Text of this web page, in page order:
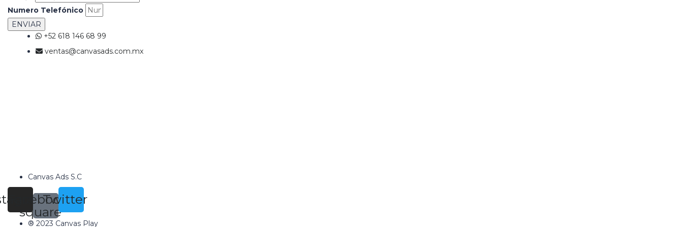
Numero Telefónico
ENVIAR
+52 618 146 68 99
ventas@canvasads.com.mx
Canvas Ads S.C
Facebook-
square
Twitter
® 2023 Canvas Play